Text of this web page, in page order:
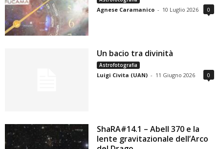
Agnese Caramanico - 10 Luglio 2026 0
Un bacio tra divinità
Astrofotografia
Luigi Civita (UAN) - 11 Giugno 2026 0
ShaRA#14.1 – Abell 370 e la
lente gravitazionale dell’Arco